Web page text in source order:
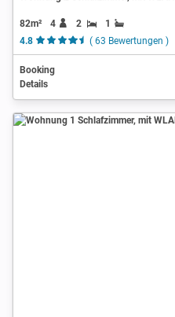
82m² 4 2
1
4.8
( 63 Bewertungen )
Booking
Details